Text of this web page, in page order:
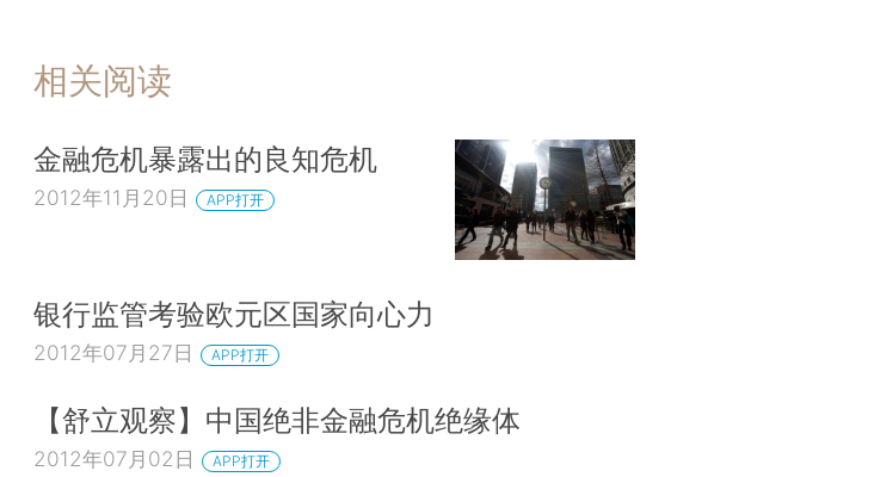
相关阅读
金融危机暴露出的良知危机
2012年11月20日 APP打开
银行监管考验欧元区国家向心力
2012年07月27日 APP打开
【舒立观察】中国绝非金融危机绝缘体
2012年07月02日 APP打开